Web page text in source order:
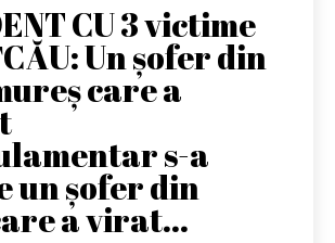
CU 3 victime
Un șofer din
care a
s-a
un șofer din
a virat...